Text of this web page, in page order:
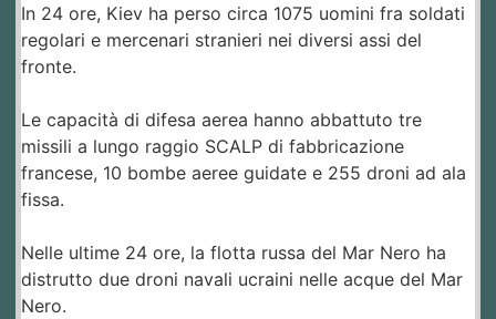
In 24 ore, Kiev ha perso circa 1075 uomini fra soldati
regolari e mercenari stranieri nei diversi assi del
fronte.
Le capacità di difesa aerea hanno abbattuto tre
missili a lungo raggio SCALP di fabbricazione
francese, 10 bombe aeree guidate e 255 droni ad ala
fissa.
Nelle ultime 24 ore, la flotta russa del Mar Nero ha
distrutto due droni navali ucraini nelle acque del Mar
Nero.